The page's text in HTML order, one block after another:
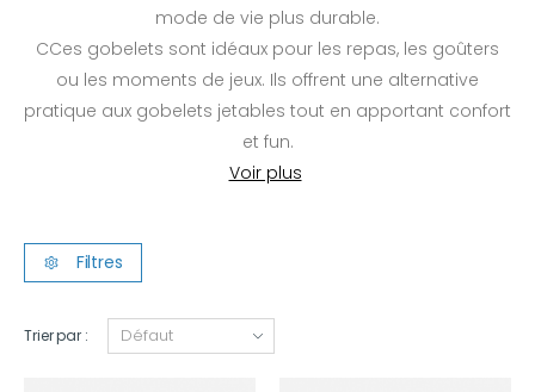
mode de vie plus durable.
CCes gobelets sont idéaux pour les repas, les goûters
ou les moments de jeux. Ils offrent une alternative
pratique aux gobelets jetables tout en apportant confort
et fun.
Filtres
Trier par :